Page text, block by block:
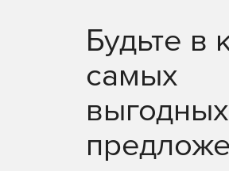
Будьте в
самых
выгодных